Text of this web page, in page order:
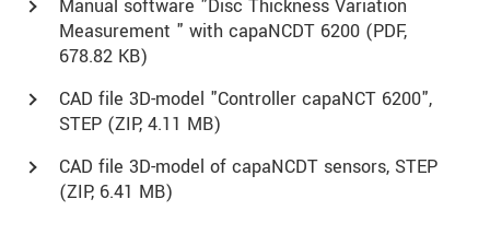
Manual software "Disc Thickness Variation
Measurement " with capaNCDT 6200 (PDF,
678.82 KB)
CAD file 3D-model "Controller capaNCT 6200",
STEP (ZIP, 4.11 MB)
CAD file 3D-model of capaNCDT sensors, STEP
(ZIP, 6.41 MB)